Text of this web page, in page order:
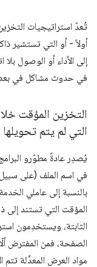
تُعدّ استراتيجيات
أولاً - أو التي تستشير
إلى الأداء أو الوصول
في حدوث مشاكل في بعض
التخزين المؤقت
التي لم يتم تحويلها
يُصدِر عادةً مطوّرو
في اسم الملف (على سبيل
بالنسبة إلى عاملي
المؤقت التي تستند إلى
الثابتة، ويستخدِمون
الصفحة، فمن المفترض
مواد العرض المعدَّلة تتم